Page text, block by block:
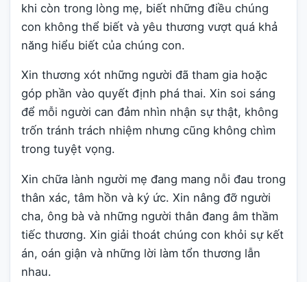
khi còn trong lòng mẹ, biết những điều chúng
con không thể biết và yêu thương vượt quá khả
năng hiểu biết của chúng con.
Xin thương xót những người đã tham gia hoặc
góp phần vào quyết định phá thai. Xin soi sáng
để mỗi người can đảm nhìn nhận sự thật, không
trốn tránh trách nhiệm nhưng cũng không chìm
trong tuyệt vọng.
Xin chữa lành người mẹ đang mang nỗi đau trong
thân xác, tâm hồn và ký ức. Xin nâng đỡ người
cha, ông bà và những người thân đang âm thầm
tiếc thương. Xin giải thoát chúng con khỏi sự kết
án, oán giận và những lời làm tổn thương lẫn
nhau.